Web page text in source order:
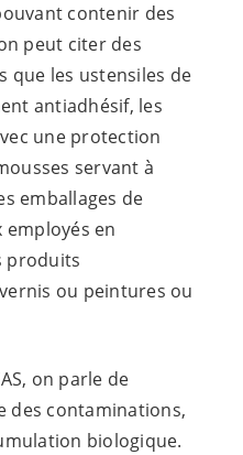
contenir des
peut citer des
que les ustensiles de
antiadhésif, les
une protection
servant à
emballages de
en
produits
ou peintures ou
on parle de
des contaminations,
biologique.